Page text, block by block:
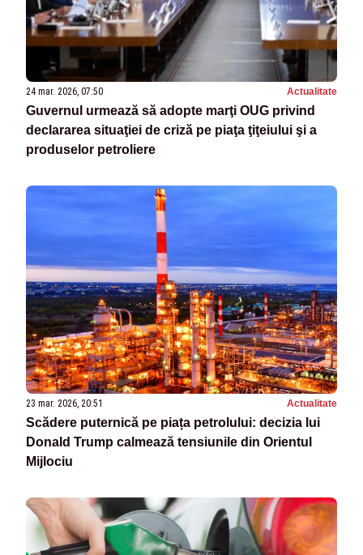
24 mar. 2026, 07:50 Actualitate
Guvernul urmează să adopte marţi OUG privind
declararea situaţiei de criză pe piaţa ţiţeiului şi a
produselor petroliere
23 mar. 2026, 20:51 Actualitate
Scădere puternică pe piața petrolului: decizia lui
Donald Trump calmează tensiunile din Orientul
Mijlociu